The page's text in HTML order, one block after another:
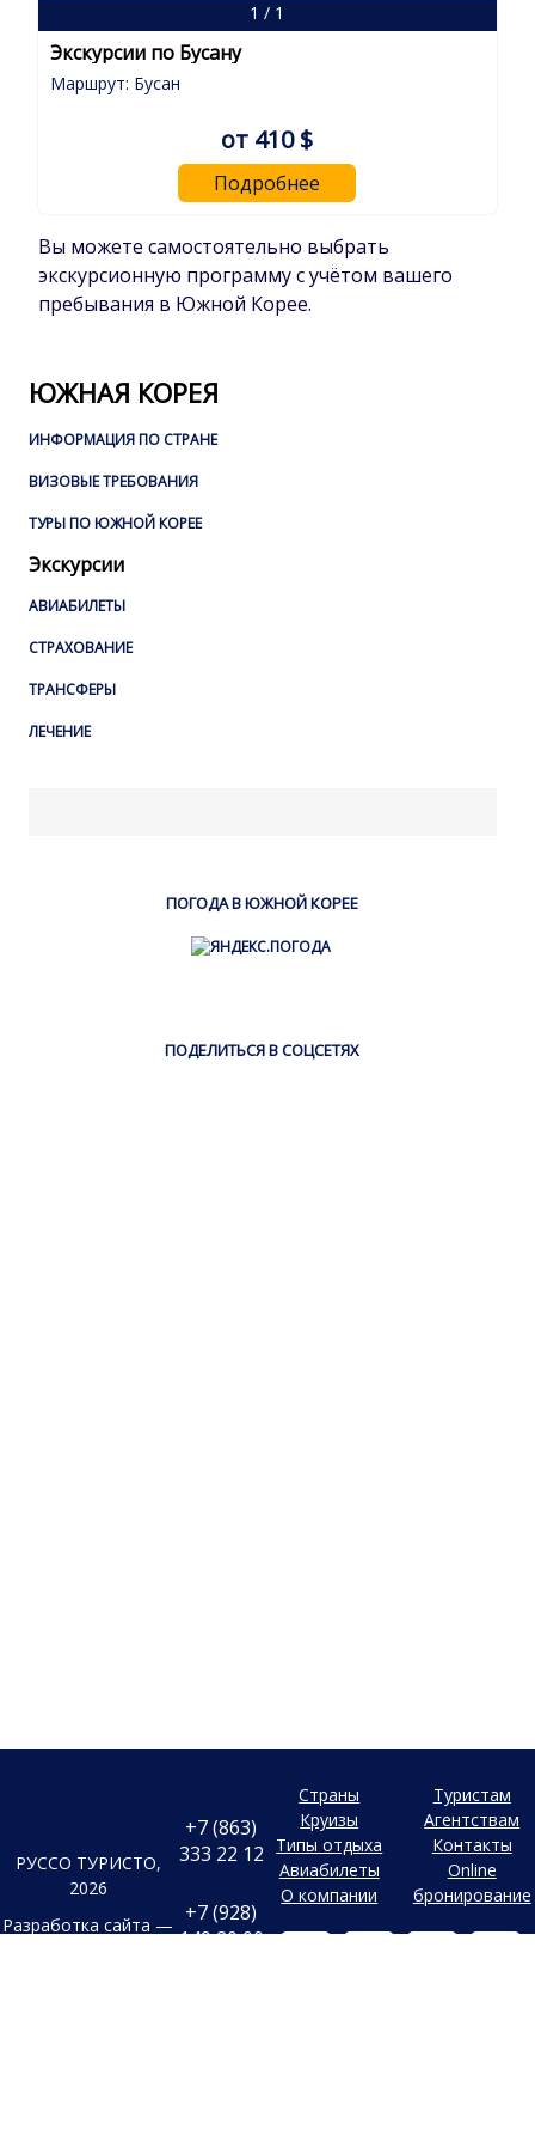
1 / 1
Экскурсии по Бусану
Маршрут: Бусан
от 410 $
Подробнее
Вы можете самостоятельно выбрать
экскурсионную программу с учётом вашего
пребывания в Южной Корее.
ЮЖНАЯ КОРЕЯ
ИНФОРМАЦИЯ ПО СТРАНЕ
ВИЗОВЫЕ ТРЕБОВАНИЯ
ТУРЫ ПО ЮЖНОЙ КОРЕЕ
Экскурсии
АВИАБИЛЕТЫ
СТРАХОВАНИЕ
ТРАНСФЕРЫ
ЛЕЧЕНИЕ
ПОГОДА В ЮЖНОЙ КОРЕЕ
ПОДЕЛИТЬСЯ В СОЦСЕТЯХ
РУССО ТУРИСТО,
2026
Разработка сайта —
Страны
Круизы
Типы отдыха
Авиабилеты
О компании
Туристам
Агентствам
Контакты
Online
бронирование
+7 (863)
333 22 12
+7 (928)
149 20 00